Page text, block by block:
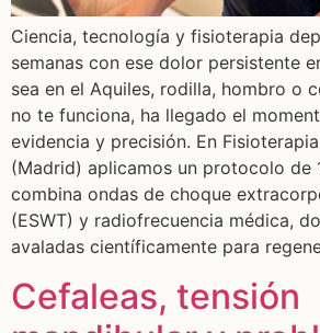
Ciencia, tecnología y fisioterapia
semanas con ese dolor persistente
sea en el Aquiles, rodilla, hombro o
no te funciona, ha llegado el
evidencia y precisión. En
(Madrid) aplicamos un protocolo de
combina ondas de choque
(ESWT) y radiofrecuencia médica,
avaladas científicamente para
Cefaleas, tensión